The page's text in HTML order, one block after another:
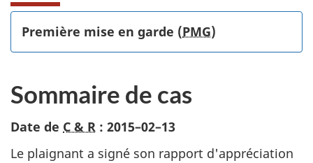
Première mise en garde (PMG)
Sommaire de cas
Date de C & R : 2015–02–13
Le plaignant a signé son rapport d'appréciation